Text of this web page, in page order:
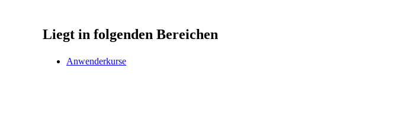
Liegt in folgenden Bereichen
Anwenderkurse